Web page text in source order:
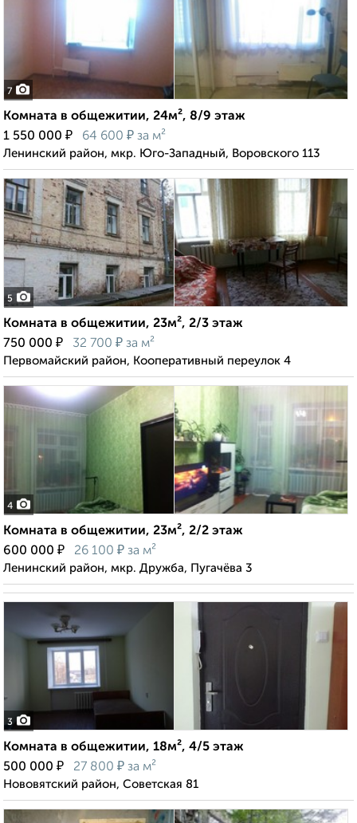
7
Комната в общежитии, 24м², 8/9 этаж
1 550 000 ₽ 64 600 ₽ за м²
Ленинский район, мкр. Юго-Западный, Воровского 113
5
Комната в общежитии, 23м², 2/3 этаж
750 000 ₽ 32 700 ₽ за м²
Первомайский район, Кооперативный переулок 4
4
Комната в общежитии, 23м², 2/2 этаж
600 000 ₽ 26 100 ₽ за м²
Ленинский район, мкр. Дружба, Пугачёва 3
3
Комната в общежитии, 18м², 4/5 этаж
500 000 ₽ 27 800 ₽ за м²
Нововятский район, Советская 81